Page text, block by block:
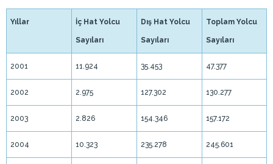
Yıllar İç Hat Yolcu
Sayıları
Dış Hat Yolcu
Sayıları
Toplam Yolcu
Sayıları
2001 11.924 35.453 47.377
2002 2.975 127.302 130.277
2003 2.826 154.346 157.172
2004 10.323 235.278 245.601